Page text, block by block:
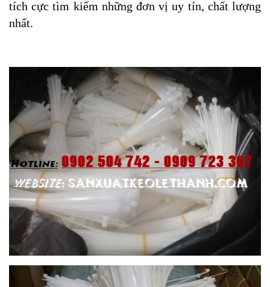
tích cực tìm kiếm những đơn vị uy tín, chất lượng
nhất.